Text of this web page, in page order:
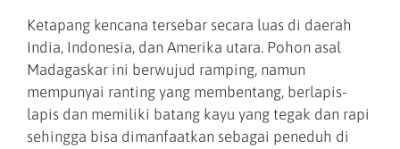
Ketapang kencana tersebar secara luas di daerah
India, Indonesia, dan Amerika utara. Pohon asal
Madagaskar ini berwujud ramping, namun
mempunyai ranting yang membentang, berlapis-
lapis dan memiliki batang kayu yang tegak dan rapi
sehingga bisa dimanfaatkan sebagai peneduh di